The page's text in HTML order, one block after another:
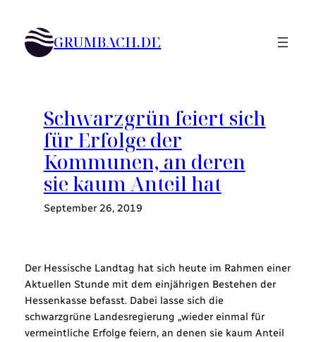
Inhalt
springen GRUMBACH.DE
Schwarzgrün feiert sich
für Erfolge der
Kommunen, an deren
sie kaum Anteil hat
September 26, 2019
Der Hessische Landtag hat sich heute im Rahmen einer
Aktuellen Stunde mit dem einjährigen Bestehen der
Hessenkasse befasst. Dabei lasse sich die
schwarzgrüne Landesregierung „wieder einmal für
vermeintliche Erfolge feiern, an denen sie kaum Anteil